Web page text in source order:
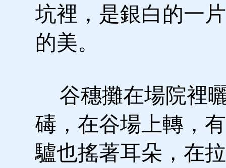
坑裡，是銀白的一
的美。
谷穗攤在場院裡
碡，在谷場上轉，
驢也搖著耳朵，在